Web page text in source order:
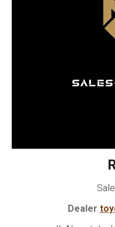
Dealer